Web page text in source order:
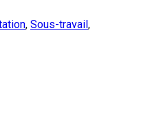
, Sous-travail ,